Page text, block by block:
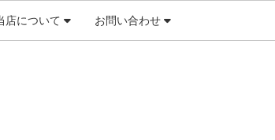
店について お問い合わせ